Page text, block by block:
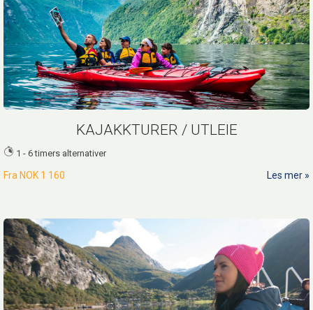
KAJAKKTURER / UTLEIE
1 - 6 timers alternativer
Fra NOK 1 160 Les mer